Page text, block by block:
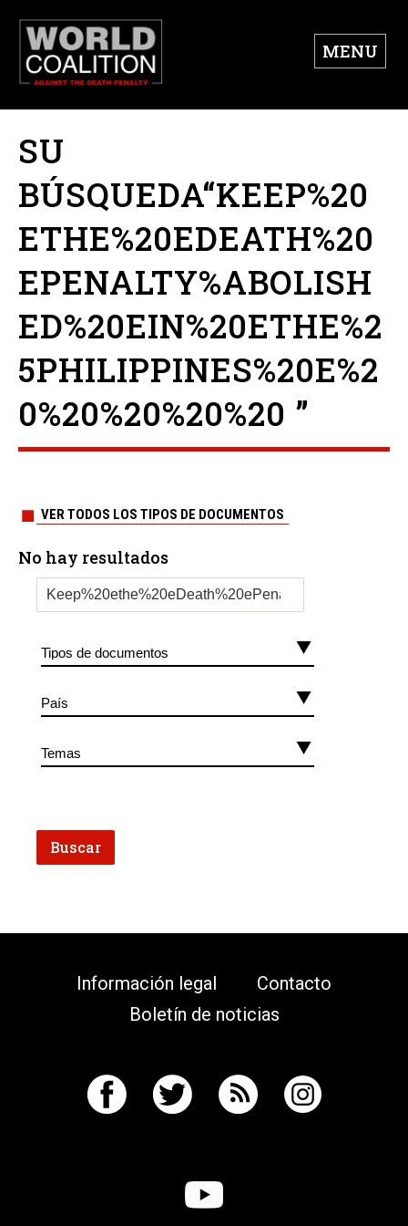
MENU
SU
BÚSQUEDA“KEEP%20
ETHE%20EDEATH%20
EPENALTY%ABOLISH
ED%20EIN%20ETHE%2
5PHILIPPINES%20E%2
0%20%20%20%20 ”
VER TODOS LOS TIPOS DE DOCUMENTOS
No hay resultados
Información legal
Contacto
Boletín de noticias